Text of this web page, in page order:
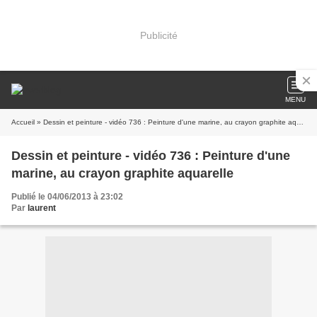
Publicité
MENU
Accueil » Dessin et peinture - vidéo 736 : Peinture d'une marine, au crayon graphite aquarelle
Dessin et peinture - vidéo 736 : Peinture d'une
marine, au crayon graphite aquarelle
Publié le 04/06/2013 à 23:02
Par laurent